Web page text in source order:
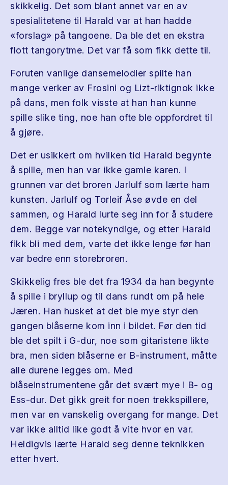
skikkelig. Det som blant annet var en av
spesialitetene til Harald var at han hadde
«forslag» på tangoene. Da ble det en ekstra
flott tangorytme. Det var få som fikk dette til.
Foruten vanlige dansemelodier spilte han
mange verker av Frosini og Lizt-riktignok ikke
på dans, men folk visste at han han kunne
spille slike ting, noe han ofte ble oppfordret til
å gjøre.
Det er usikkert om hvilken tid Harald begynte
å spille, men han var ikke gamle karen. I
grunnen var det broren Jarlulf som lærte ham
kunsten. Jarlulf og Torleif Åse øvde en del
sammen, og Harald lurte seg inn for å studere
dem. Begge var notekyndige, og etter Harald
fikk bli med dem, varte det ikke lenge før han
var bedre enn storebroren.
Skikkelig fres ble det fra 1934 da han begynte
å spille i bryllup og til dans rundt om på hele
Jæren. Han husket at det ble mye styr den
gangen blåserne kom inn i bildet. Før den tid
ble det spilt i G-dur, noe som gitaristene likte
bra, men siden blåserne er B-instrument, måtte
alle durene legges om. Med
blåseinstrumentene går det svært mye i B- og
Ess-dur. Det gikk greit for noen trekkspillere,
men var en vanskelig overgang for mange. Det
var ikke alltid like godt å vite hvor en var.
Heldigvis lærte Harald seg denne teknikken
etter hvert.